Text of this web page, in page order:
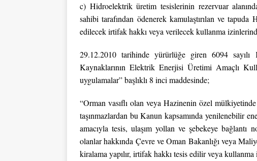
c) Hidroelektrik üretim tesislerinin rezervuar
sahibi tarafından ödenerek kamulaştırılan ve tapuda
edilecek irtifak hakkı veya verilecek kullanma
29.12.2010 tarihinde yürürlüğe giren 6094
Kaynaklarının Elektrik Enerjisi Üretimi Amaçlı
uygulamalar” başlıklı 8 inci maddesinde;
“Orman vasıflı olan veya Hazinenin özel
taşınmazlardan bu Kanun kapsamında yenilenebilir
amacıyla tesis, ulaşım yollan ve şebekeye
olanlar hakkında Çevre ve Oman Bakanlığı veya
kiralama yapılır, irtifak hakkı tesis edilir veya